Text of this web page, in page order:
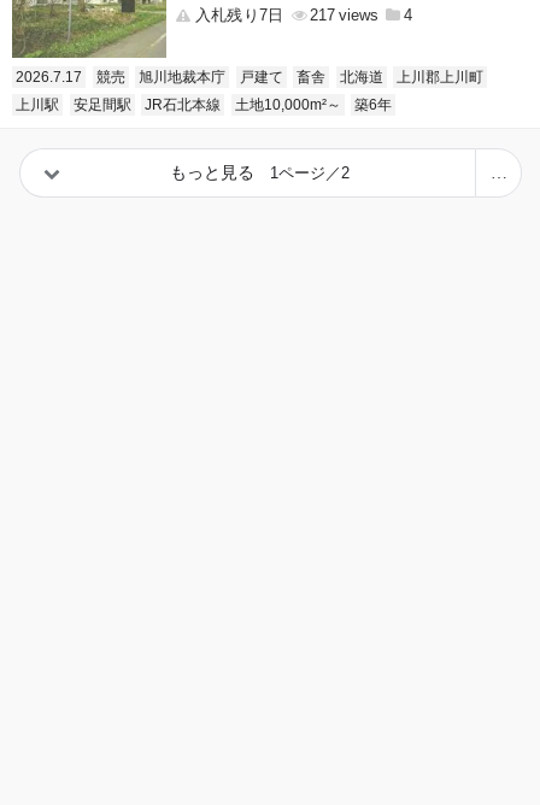
入札残り7日
217 4
2026.7.17 競売 旭川地裁本庁 戸建て 畜舎 北海道
上川郡上川町
上川駅
安足間駅 JR石北本線 土地10,000m²～ 築6年
もっと見る 1ページ／2